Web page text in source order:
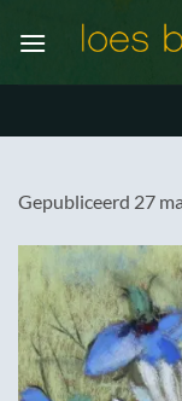
naar
Gepubliceerd 27